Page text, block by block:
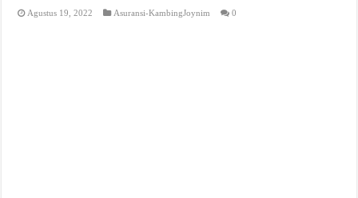
Agustus 19, 2022 Asuransi-KambingJoynim 0